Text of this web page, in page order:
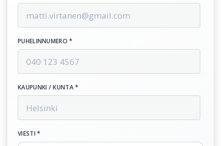
PUHELINNUMERO *
KAUPUNKI / KUNTA *
VIESTI *